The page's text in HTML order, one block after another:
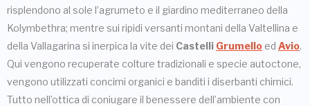
risplendono al sole l’agrumeto e il giardino mediterraneo della
Kolymbethra; mentre sui ripidi versanti montani della Valtellina e
della Vallagarina si inerpica la vite dei Castelli Grumello ed Avio.
Qui vengono recuperate colture tradizionali e specie autoctone,
vengono utilizzati concimi organici e banditi i diserbanti chimici.
Tutto nell’ottica di coniugare il benessere dell’ambiente con